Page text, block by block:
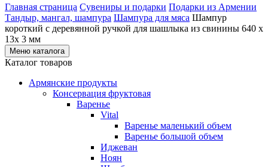
Главная страница Сувениры и подарки Подарки из Армении
Тандыр, мангал, шампура Шампура для мяса Шампур
короткий с деревянной ручкой для шашлыка из свинины 640 х
13х 3 мм
Меню каталога
Каталог товаров
Армянские продукты
Консервация фруктовая
Варенье
Vital
Варенье маленький объем
Варенье большой объем
Иджеван
Ноян